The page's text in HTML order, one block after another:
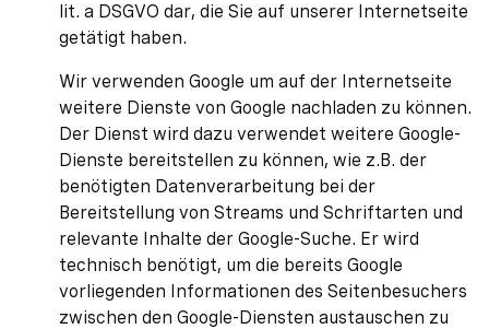
lit. a DSGVO dar, die Sie auf unserer Internetseite
getätigt haben.
Wir verwenden Google um auf der Internetseite
weitere Dienste von Google nachladen zu können.
Der Dienst wird dazu verwendet weitere Google-
Dienste bereitstellen zu können, wie z.B. der
benötigten Datenverarbeitung bei der
Bereitstellung von Streams und Schriftarten und
relevante Inhalte der Google-Suche. Er wird
technisch benötigt, um die bereits Google
vorliegenden Informationen des Seitenbesuchers
zwischen den Google-Diensten austauschen zu